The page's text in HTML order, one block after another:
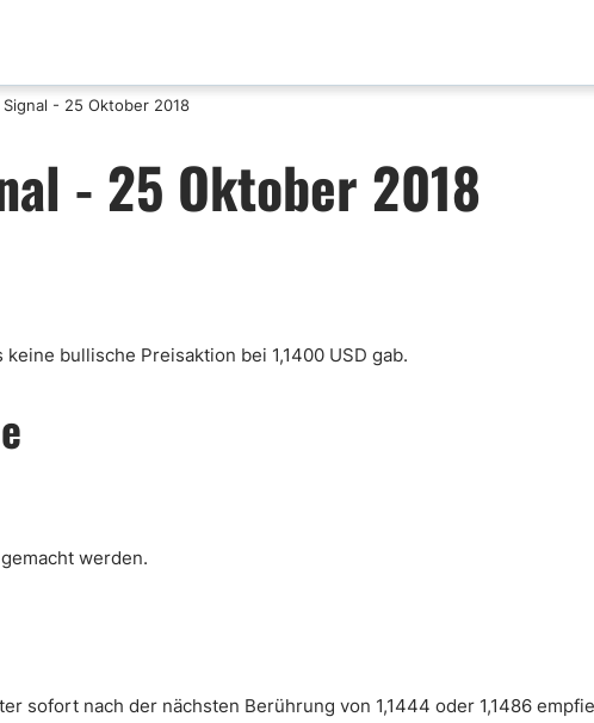
News
Analyse
Di Base Forex
Webinar Forex
EUR-USD
GBP-USD
Signal - 25 Oktober 2018
- 25 Oktober 2018
bullische Preisaktion bei 1,1400 USD gab.
werden.
sofort nach der nächsten Berührung von 1,1444 oder 1,1486